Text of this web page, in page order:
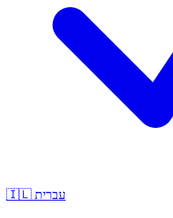
🇮🇱 עברית